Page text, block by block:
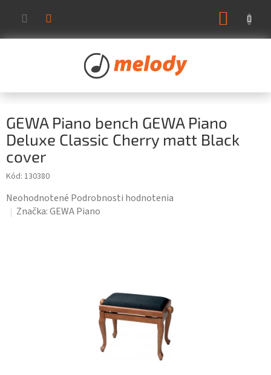
obsah
GEWA Piano bench GEWA Piano
Deluxe Classic Cherry matt Black
cover
Kód: 130380
Priemerné
hodnotenie
Neohodnotené Podrobnosti hodnotenia
Značka:GEWA Piano